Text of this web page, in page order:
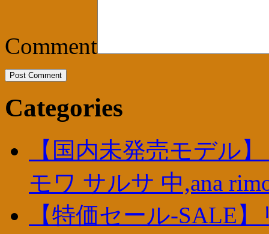
Comment
Categories
【国内未発売モデル
モワ サルサ 中,ana
【特価セール-SALE